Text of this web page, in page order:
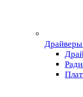
Драйверы